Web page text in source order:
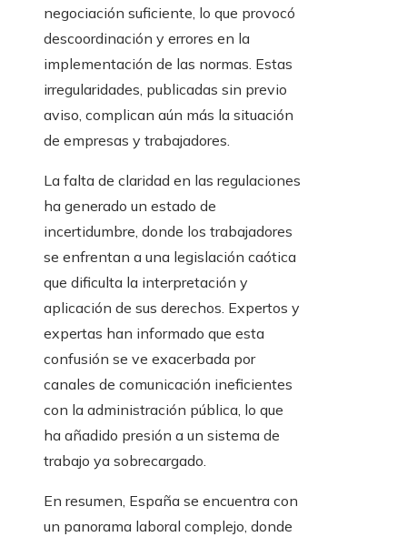
negociación suficiente, lo que provocó
descoordinación y errores en la
implementación de las normas. Estas
irregularidades, publicadas sin previo
aviso, complican aún más la situación
de empresas y trabajadores.
La falta de claridad en las regulaciones
ha generado un estado de
incertidumbre, donde los trabajadores
se enfrentan a una legislación caótica
que dificulta la interpretación y
aplicación de sus derechos. Expertos y
expertas han informado que esta
confusión se ve exacerbada por
canales de comunicación ineficientes
con la administración pública, lo que
ha añadido presión a un sistema de
trabajo ya sobrecargado.
En resumen, España se encuentra con
un panorama laboral complejo, donde